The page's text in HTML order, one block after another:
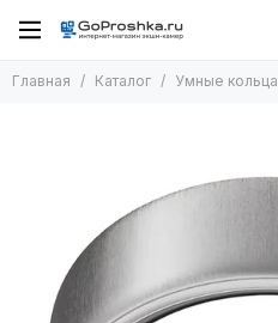
Главная Каталог Умные кольца